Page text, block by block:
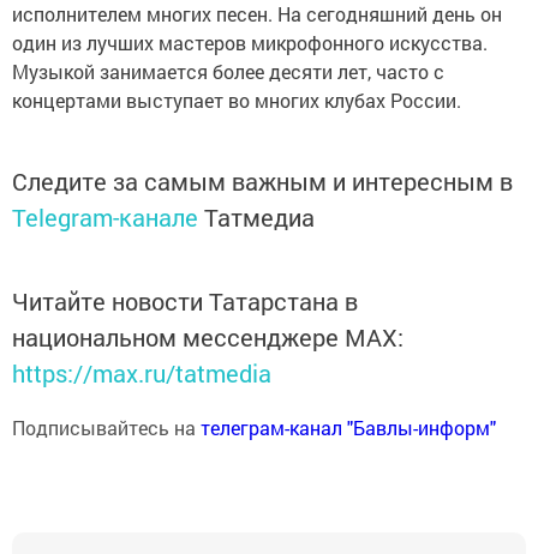
исполнителем многих песен. На сегодняшний день он
один из лучших мастеров микрофонного искусства.
Музыкой занимается более десяти лет, часто с
концертами выступает во многих клубах России.
Следите за самым важным и интересным в
Telegram-канале Татмедиа
Читайте новости Татарстана в
национальном мессенджере MАХ:
https://max.ru/tatmedia
Подписывайтесь на телеграм-канал "Бавлы-информ"